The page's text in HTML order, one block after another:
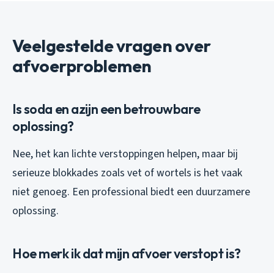
Veelgestelde vragen over
afvoerproblemen
Is soda en azijn een betrouwbare
oplossing?
Nee, het kan lichte verstoppingen helpen, maar bij
serieuze blokkades zoals vet of wortels is het vaak
niet genoeg. Een professional biedt een duurzamere
oplossing.
Hoe merk ik dat mijn afvoer verstopt is?